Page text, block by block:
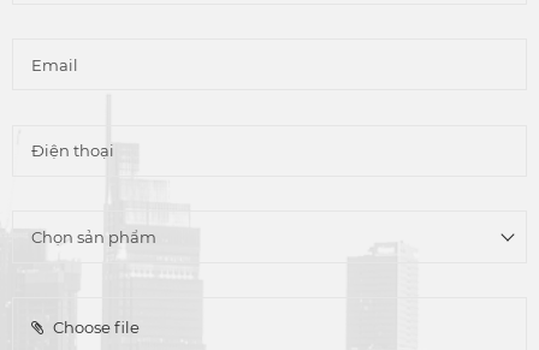
Choose file